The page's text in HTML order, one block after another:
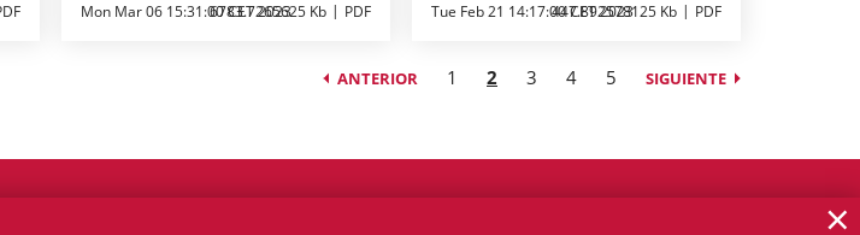
Mon Mar 06 15:31:00 CET 2023
6783.7265625 Kb PDF Tue Feb 21 14:17:00 CET 2023
447.892578125 Kb PDF
ANTERIOR 1 2 3 4 5 SIGUIENTE
×